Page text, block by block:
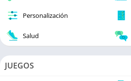
Personalización
Salud
JUEGOS